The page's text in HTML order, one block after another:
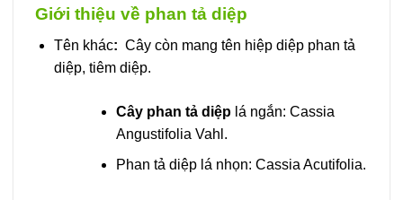
Giới thiệu về phan tả diệp
Tên khác: Cây còn mang tên hiệp diệp phan tả
diệp, tiêm diệp.
Cây phan tả diệp lá ngắn: Cassia
Angustifolia Vahl.
Phan tả diệp lá nhọn: Cassia Acutifolia.